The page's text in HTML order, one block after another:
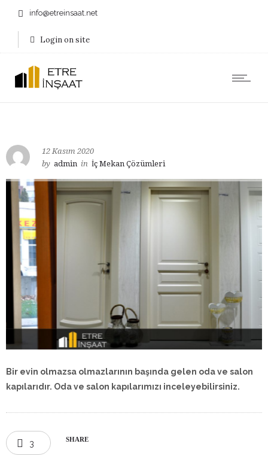
info@etreinsaat.net
Login on site
12 Kasım 2020
by admin in İç Mekan Çözümleri
Bir evin olmazsa olmazlarının başında gelen oda ve salon
kapılarıdır. Oda ve salon kapılarımızı inceleyebilirsiniz.
3 SHARE